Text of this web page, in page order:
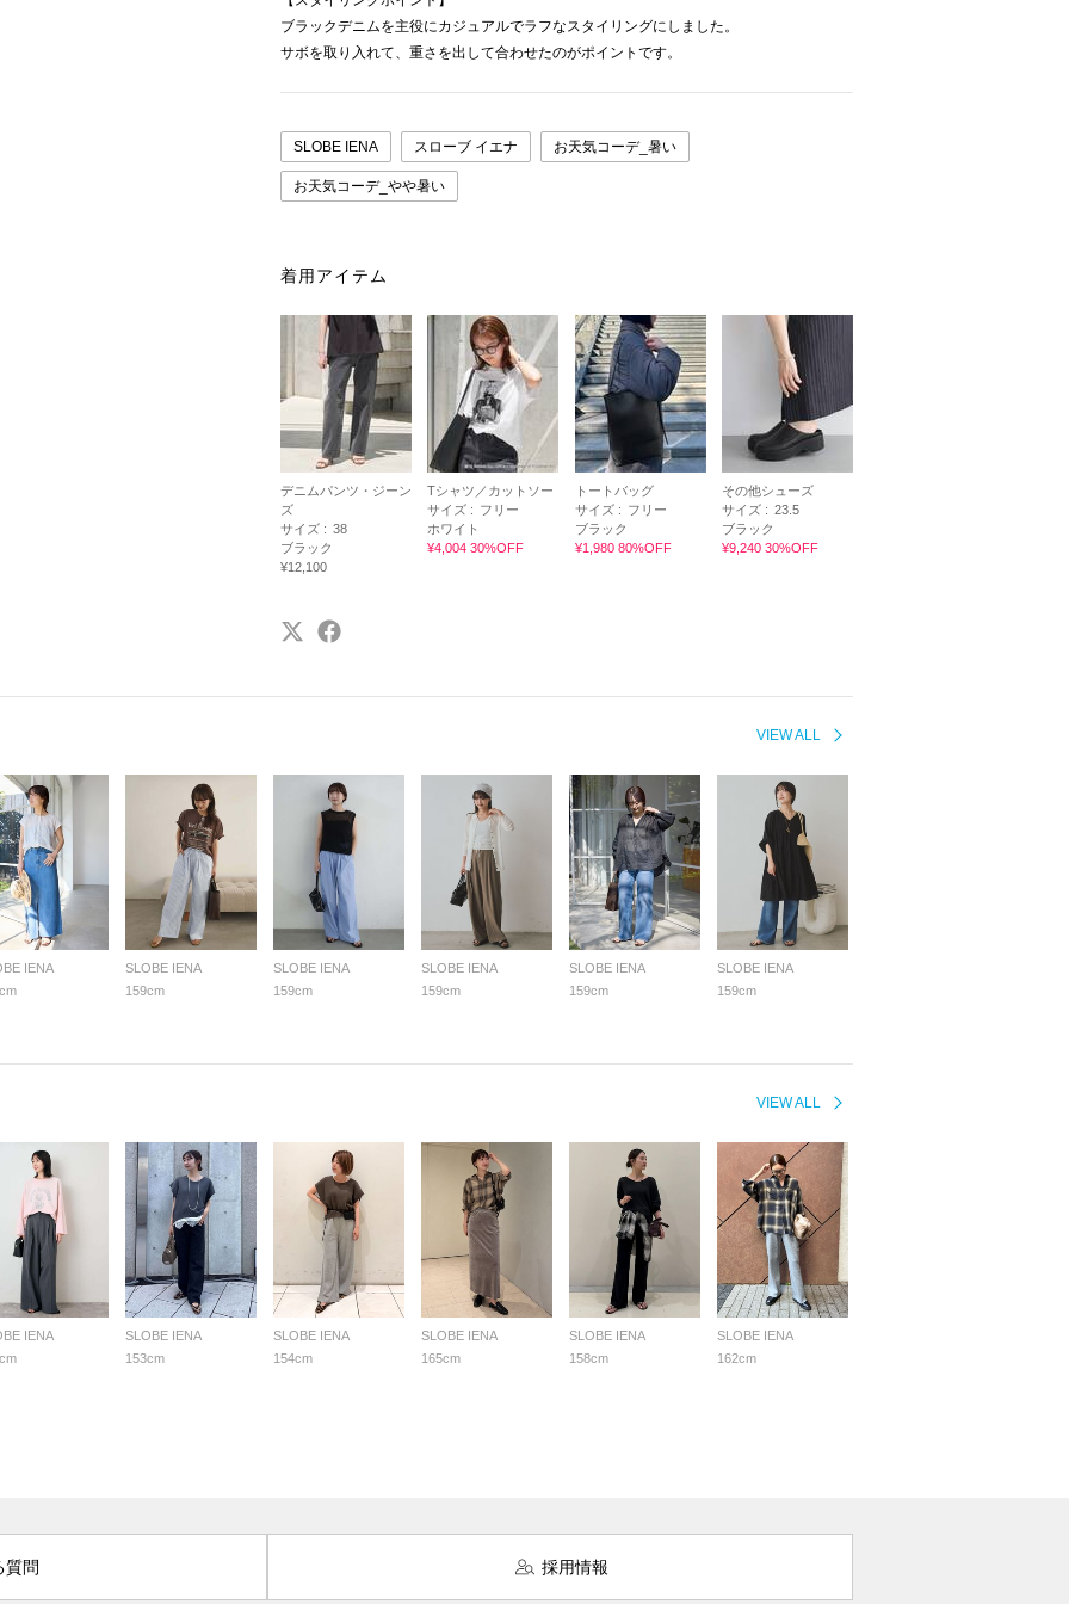
ブラックデニムを主役にカジュアルでラフなスタイリングにしました。
サボを取り入れて、重さを出して合わせたのがポイントです。
SLOBE IENA スローブ イエナ お天気コーデ_暑い
お天気コーデ_やや暑い
着用アイテム
デニムパンツ・ジーン
ズ
サイズ : 38
ブラック
¥12,100
Tシャツ／カットソー
サイズ : フリー
ホワイト
¥4,004 30%OFF
トートバッグ
サイズ : フリー
ブラック
¥1,980 80%OFF
その他シューズ
サイズ : 23.5
ブラック
¥9,240 30%OFF
VIEW ALL
IENA
SLOBE IENA
159cm
SLOBE IENA
159cm
SLOBE IENA
159cm
SLOBE IENA
159cm
SLOBE IENA
159cm
VIEW ALL
IENA
SLOBE IENA
153cm
SLOBE IENA
154cm
SLOBE IENA
165cm
SLOBE IENA
158cm
SLOBE IENA
162cm
質問 採用情報